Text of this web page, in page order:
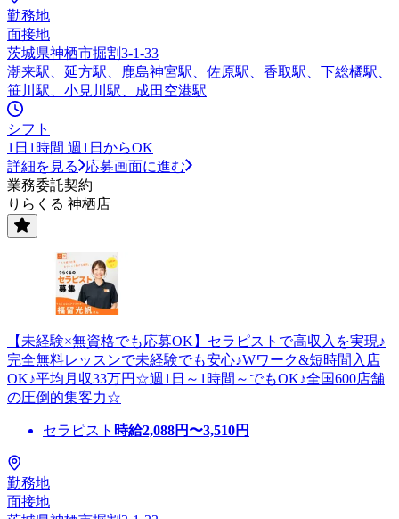
勤務地
面接地
茨城県神栖市掘割3-1-33
潮来駅、延方駅、鹿島神宮駅、佐原駅、香取駅、下総橘駅、
笹川駅、小見川駅、成田空港駅
シフト
1日1時間 週1日からOK
詳細を見る
応募画面に進む
業務委託契約
りらくる 神栖店
【未経験×無資格でも応募OK】セラピストで高収入を実現♪
完全無料レッスンで未経験でも安心♪Wワーク&短時間入店
OK♪平均月収33万円☆週1日～1時間～でもOK♪全国600店舗
の圧倒的集客力☆
セラピスト 時給2,088円〜3,510円
勤務地
面接地